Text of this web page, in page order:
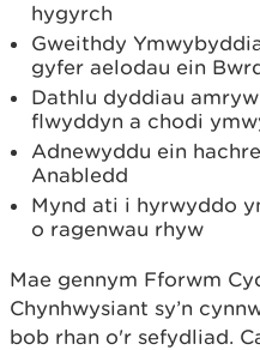
hygyrch
Gweithdy
gyfer aelodau ein
Dathlu dyddiau
flwyddyn a chodi
Adnewyddu ein
Anabledd
Mynd ati i hyrwyddo
o ragenwau rhyw
Mae gennym Fforwm
Chynhwysiant sy’n
bob rhan o'r sefydliad.